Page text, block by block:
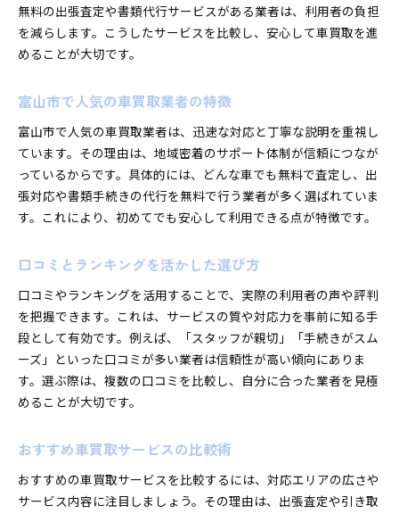
無料の出張査定や書類代行サービスがある業者は、利用者の負担
を減らします。こうしたサービスを比較し、安心して車買取を進
めることが大切です。
富山市で人気の車買取業者の特徴
富山市で人気の車買取業者は、迅速な対応と丁寧な説明を重視し
ています。その理由は、地域密着のサポート体制が信頼につなが
っているからです。具体的には、どんな車でも無料で査定し、出
張対応や書類手続きの代行を無料で行う業者が多く選ばれていま
す。これにより、初めてでも安心して利用できる点が特徴です。
口コミとランキングを活かした選び方
口コミやランキングを活用することで、実際の利用者の声や評判
を把握できます。これは、サービスの質や対応力を事前に知る手
段として有効です。例えば、「スタッフが親切」「手続きがスム
ーズ」といった口コミが多い業者は信頼性が高い傾向にありま
す。選ぶ際は、複数の口コミを比較し、自分に合った業者を見極
めることが大切です。
おすすめ車買取サービスの比較術
おすすめの車買取サービスを比較するには、対応エリアの広さや
サービス内容に注目しましょう。その理由は、出張査定や引き取